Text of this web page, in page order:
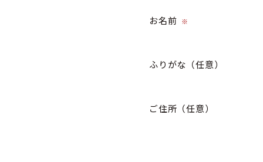
お名前 ※
ふりがな （任意）
ご住所 （任意）